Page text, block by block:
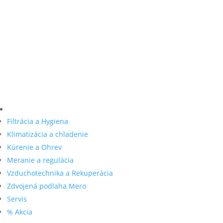
Filtrácia a Hygiena
Klimatizácia a chladenie
Kúrenie a Ohrev
Meranie a regulácia
Vzduchotechnika a Rekuperácia
Zdvojená podlaha Mero
Servis
% Akcia